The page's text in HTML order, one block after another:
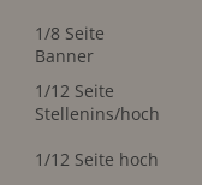
1/8 Seite
Banner
1/12 Seite
Stellenins/hoch
1/12 Seite hoch